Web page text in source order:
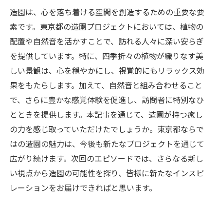
造園は、心を落ち着ける空間を創造するための重要な要
素です。東京都の造園プロジェクトにおいては、植物の
配置や自然音を活かすことで、訪れる人々に深い安らぎ
を提供しています。特に、四季折々の植物が織りなす美
しい景観は、心を穏やかにし、視覚的にもリラックス効
果をもたらします。加えて、自然音と組み合わせること
で、さらに豊かな感覚体験を促進し、訪問者に特別なひ
とときを提供します。本記事を通じて、造園が持つ癒し
の力を感じ取っていただけたでしょうか。東京都ならで
はの造園の魅力は、今後も新たなプロジェクトを通じて
広がり続けます。次回のエピソードでは、さらなる新し
い視点から造園の可能性を探り、皆様に新たなインスピ
レーションをお届けできればと思います。